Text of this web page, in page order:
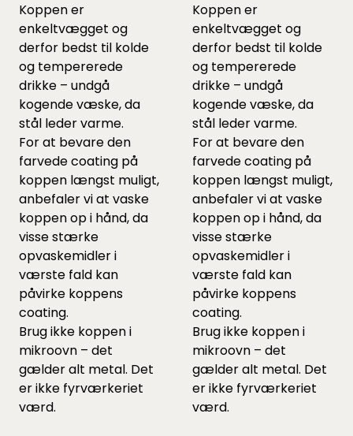
Koppen er
enkeltvægget og
derfor bedst til kolde
og tempererede
drikke – undgå
kogende væske, da
stål leder varme.
For at bevare den
farvede coating på
koppen længst muligt,
anbefaler vi at vaske
koppen op i hånd, da
visse stærke
opvaskemidler i
værste fald kan
påvirke koppens
coating.
Brug ikke koppen i
mikroovn – det
gælder alt metal. Det
er ikke fyrværkeriet
værd.
Koppen er
enkeltvægget og
derfor bedst til kolde
og tempererede
drikke – undgå
kogende væske, da
stål leder varme.
For at bevare den
farvede coating på
koppen længst muligt,
anbefaler vi at vaske
koppen op i hånd, da
visse stærke
opvaskemidler i
værste fald kan
påvirke koppens
coating.
Brug ikke koppen i
mikroovn – det
gælder alt metal. Det
er ikke fyrværkeriet
værd.